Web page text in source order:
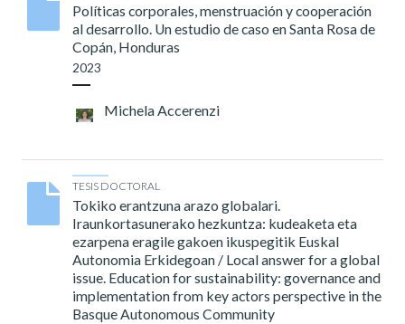
Políticas corporales, menstruación y cooperación
al desarrollo. Un estudio de caso en Santa Rosa de
Copán, Honduras
2023
Michela Accerenzi
TESIS DOCTORAL
Tokiko erantzuna arazo globalari.
Iraunkortasunerako hezkuntza: kudeaketa eta
ezarpena eragile gakoen ikuspegitik Euskal
Autonomia Erkidegoan / Local answer for a global
issue. Education for sustainability: governance and
implementation from key actors perspective in the
Basque Autonomous Community